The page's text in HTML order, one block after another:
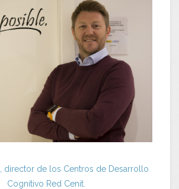
director de los Centros de Desarrollo
Cognitivo Red Cenit.